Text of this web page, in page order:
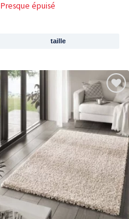
Presque épuisé
taille